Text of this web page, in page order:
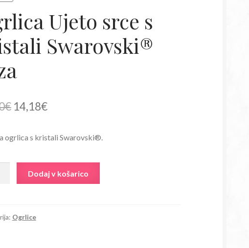
Ujeto srce s
Swarovski®
€ Izvirna
je
27,80€.
14,18€Trenutna
je:
ogrlica s kristali Swarovski®.
Dodaj v košarico
Ogrlice